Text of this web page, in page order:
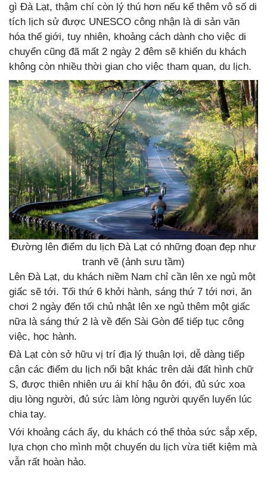
gì Đà Lạt, thậm chí còn lý thú hơn nếu kể thêm vô số di
tích lịch sử được UNESCO công nhận là di sản văn
hóa thế giới, tuy nhiên, khoảng cách dành cho việc di
chuyển cũng đã mất 2 ngày 2 đêm sẽ khiến du khách
không còn nhiều thời gian cho việc tham quan, du lịch.
Đường lên điểm du lịch Đà Lạt có những đoạn đẹp như
tranh vẽ (ảnh sưu tầm)
Lên Đà Lạt, du khách niềm Nam chỉ cần lên xe ngủ một
giấc sẽ tới. Tối thứ 6 khởi hành, sáng thứ 7 tới nơi, ăn
chơi 2 ngày đến tối chủ nhật lên xe ngủ thêm một giấc
nữa là sáng thứ 2 là về đến Sài Gòn để tiếp tục công
việc, học hành.
Đà Lạt còn sở hữu vị trí địa lý thuận lợi, dễ dàng tiếp
cận các điểm du lịch nổi bật khác trên dải đất hình chữ
S, được thiên nhiên ưu ái khí hậu ôn đới, đủ sức xoa
dịu lòng người, đủ sức làm lòng người quyến luyến lúc
chia tay.
Với khoảng cách ấy, du khách có thể thỏa sức sắp xếp,
lựa chọn cho mình một chuyến du lịch vừa tiết kiệm mà
vẫn rất hoàn hảo.